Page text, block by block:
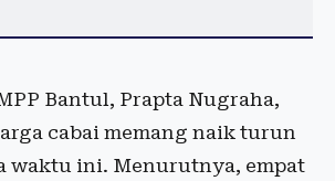
Bantul, Prapta Nugraha,
cabai memang naik turun
waktu ini. Menurutnya, empat